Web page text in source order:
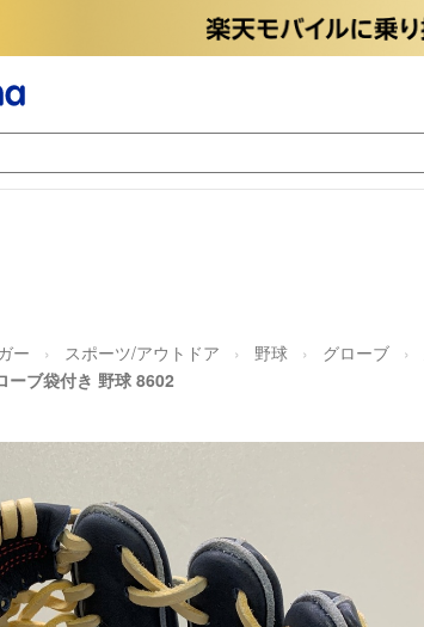
ー スポーツ/アウトドア 野球 グローブ
ーブ袋付き 野球 8602